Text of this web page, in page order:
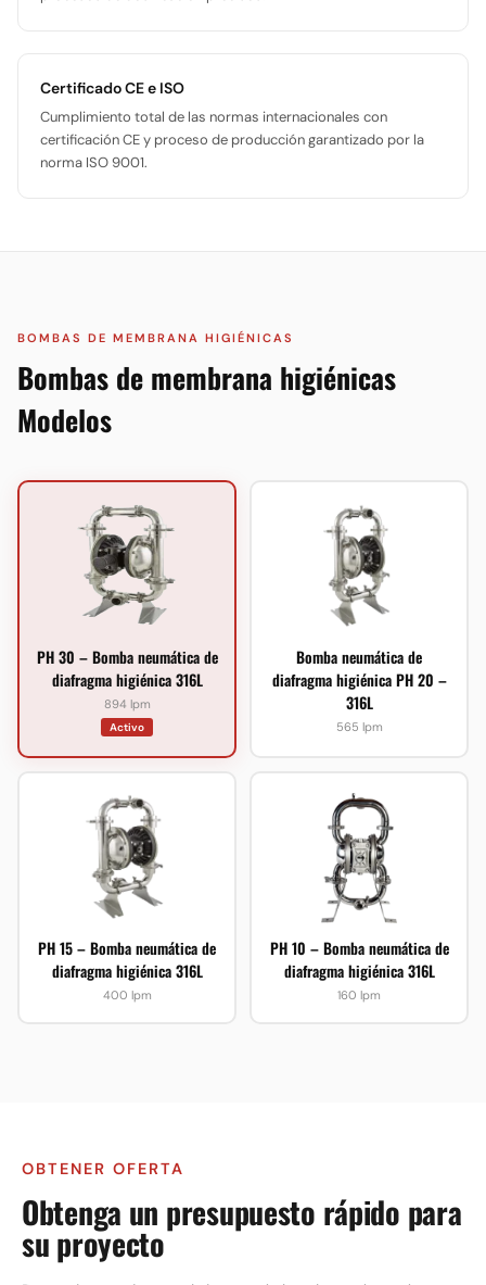
Certificado CE e ISO
Cumplimiento total de las normas internacionales con
certificación CE y proceso de producción garantizado por la
norma ISO 9001.
BOMBAS DE MEMBRANA HIGIÉNICAS
Bombas de membrana higiénicas
Modelos
PH 30 – Bomba neumática de
diafragma higiénica 316L
894 lpm
Activo
Bomba neumática de
diafragma higiénica PH 20 –
316L
565 lpm
PH 15 – Bomba neumática de
diafragma higiénica 316L
400 lpm
PH 10 – Bomba neumática de
diafragma higiénica 316L
160 lpm
OBTENER OFERTA
Obtenga un presupuesto rápido para
su proyecto